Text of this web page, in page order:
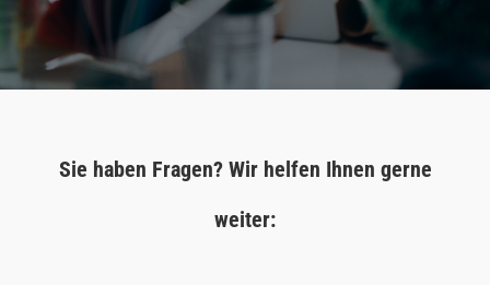
Sie haben Fragen? Wir helfen Ihnen gerne
weiter: